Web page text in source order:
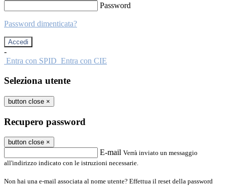
Password
Password dimenticata?
-
Entra con SPID Entra con CIE
Seleziona utente
button close ×
Recupero password
button close ×
E-mail Verrà inviato un messaggio
all'indirizzo indicato con le istruzioni necessarie.
Non hai una e-mail associata al nome utente? Effettua il reset della password